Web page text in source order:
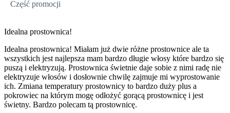
Część promocji
Idealna prostownica!
Idealna prostownica! Miałam już dwie różne prostownice ale ta
wszystkich jest najlepsza mam bardzo długie włosy które bardzo się
puszą i elektryzują. Prostownica świetnie daje sobie z nimi radę nie
elektryzuje włosów i dosłownie chwilę zajmuje mi wyprostowanie
ich. Zmiana temperatury prostownicy to bardzo duży plus a
pokrowiec na którym mogę odłożyć gorącą prostownicę i jest
świetny. Bardzo polecam tą prostownicę.